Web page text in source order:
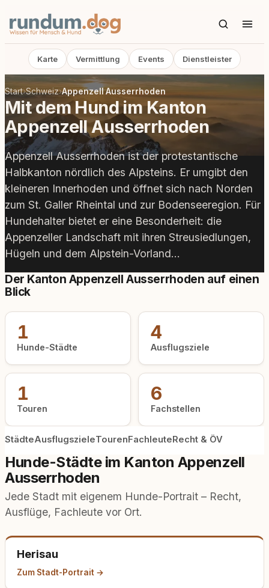
Karte Vermittlung Events Dienstleister
Start›Schweiz›Appenzell Ausserrhoden
Mit dem Hund im Kanton
Appenzell Ausserrhoden
Appenzell Ausserrhoden ist der protestantische
Halbkanton nördlich des Alpsteins. Er umgibt den
kleineren Innerhoden und öffnet sich nach Norden
zum St. Galler Rheintal und zur Bodenseeregion. Für
Hundehalter bietet er eine Besonderheit: die
Appenzeller Landschaft mit ihren Streusiedlungen,
Hügeln und dem Alpstein-Vorland…
Der Kanton Appenzell Ausserrhoden auf einen
Blick
1
Hunde-Städte
4
Ausflugsziele
1
Touren
6
Fachstellen
StädteAusflugszieleTourenFachleuteRecht & ÖV
Hunde-Städte im Kanton Appenzell
Ausserrhoden
Jede Stadt mit eigenem Hunde-Portrait – Recht,
Ausflüge, Fachleute vor Ort.
Herisau
Zum Stadt-Portrait →